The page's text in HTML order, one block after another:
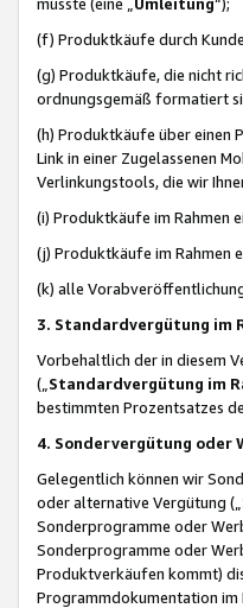
(f) Produktkäufe durch
(g) Produktkäufe, die nicht
ordnungsgemäß formatiert
(h) Produktkäufe über einen
Link in einer Zugelassenen
Verlinkungstools, die wir
(i) Produktkäufe im Rahmen
(j) Produktkäufe im Rahmen
(k) alle
3. Standardvergütung im
Vorbehaltlich der in diesem
(„ Standardvergütung im
bestimmten Prozentsatzes
4. Sondervergütung oder
Gelegentlich können wir
oder alternative Vergütung („
Sonderprogramme oder
Sonderprogramme oder
Produktverkäufen kommt)
Programmdokumentation